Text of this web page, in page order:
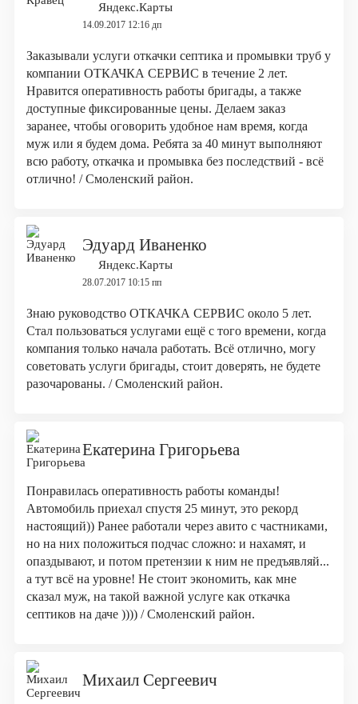
Яндекс.Карты
14.09.2017 12:16 дп
Заказывали услуги откачки септика и промывки труб у
компании ОТКАЧКА СЕРВИС в течение 2 лет.
Нравится оперативность работы бригады, а также
доступные фиксированные цены. Делаем заказ
заранее, чтобы оговорить удобное нам время, когда
муж или я будем дома. Ребята за 40 минут выполняют
всю работу, откачка и промывка без последствий - всё
отлично! / Смоленский район.
Эдуард Иваненко
Яндекс.Карты
28.07.2017 10:15 пп
Знаю руководство ОТКАЧКА СЕРВИС около 5 лет.
Стал пользоваться услугами ещё с того времени, когда
компания только начала работать. Всё отлично, могу
советовать услуги бригады, стоит доверять, не будете
разочарованы. / Смоленский район.
Екатерина Григорьева
Понравилась оперативность работы команды!
Автомобиль приехал спустя 25 минут, это рекорд
настоящий)) Ранее работали через авито с частниками,
но на них положиться подчас сложно: и нахамят, и
опаздывают, и потом претензии к ним не предъявляй...
а тут всё на уровне! Не стоит экономить, как мне
сказал муж, на такой важной услуге как откачка
септиков на даче )))) / Смоленский район.
Михаил Сергеевич